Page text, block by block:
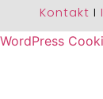
Kontakt I
WordPress